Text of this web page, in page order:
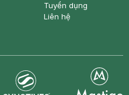
Tuyển dụng
Liên hệ